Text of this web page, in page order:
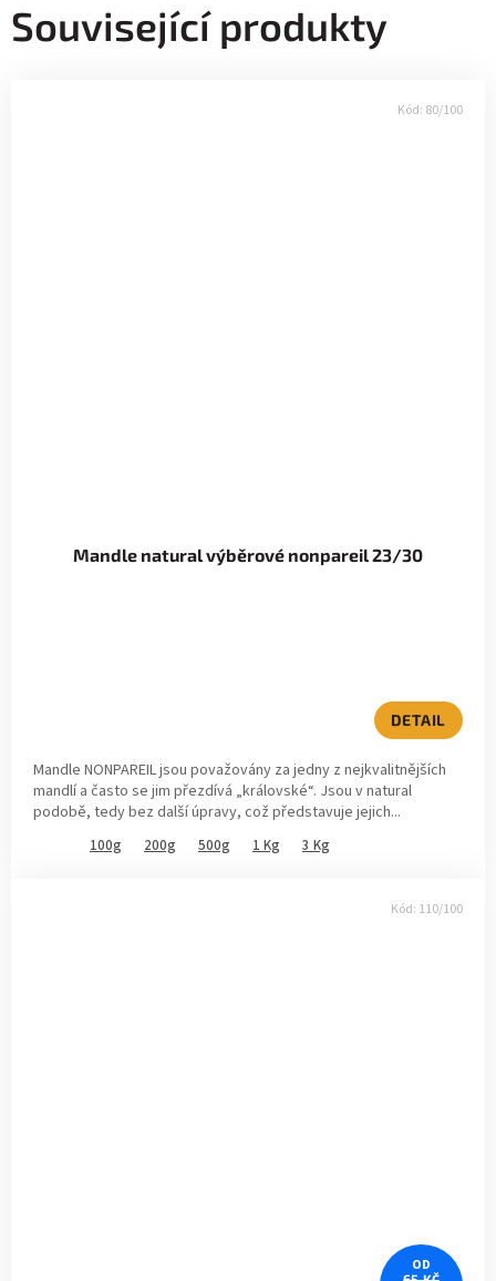
Související produkty
Mandle natural výběrové nonpareil 23/30
DETAIL
Mandle NONPAREIL jsou považovány za jedny z nejkvalitnějších
mandlí a často se jim přezdívá „královské“. Jsou v natural
podobě, tedy bez další úpravy, což představuje jejich...
100g 200g 500g 1 Kg 3 Kg
Kód: 80/100
OD
Kód: 110/100